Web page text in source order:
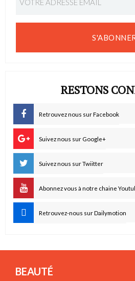
RESTONS
Retrouvez nous sur Facebook
Suivez nous sur Google+
Suivez nous sur Twiitter
Abonnez vous à notre chaine
Retrouvez-nous sur Dailymotion
BEAUTÉ